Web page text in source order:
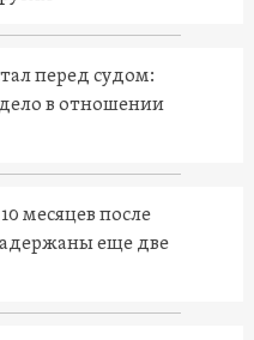
перед судом:
в отношении
месяцев после
еще две